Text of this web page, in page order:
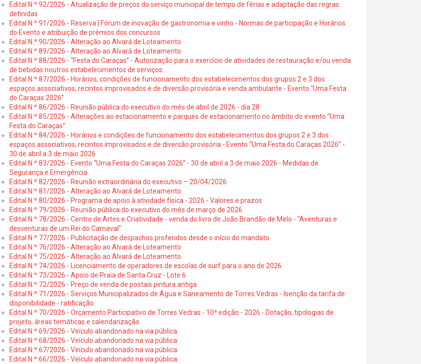
Edital N.º 92/2026 - Atualização de preços do serviço municipal de tempo de férias e adaptação das regras
definidas
Edital N.º 91/2026 - Reserva | Fórum de inovação de gastronomia e vinho - Normas de participação e Horários
do Evento e atribuição de prémios dos concursos
Edital N.º 90/2026 - Alteração ao Alvará de Loteamento
Edital N.º 89/2026 - Alteração ao Alvará de Loteamento
Edital N.º 88/2026 - “Festa do Caraças” - Autorização para o exercício de atividades de restauração e/ou venda
de bebidas noutros estabelecimentos de serviços:
Edital N.º 87/2026 - Horários, condições de funcionamento dos estabelecimentos dos grupos 2 e 3 dos
espaços associativos, recintos improvisados e de diversão provisória e venda ambulante - Evento “Uma Festa
do Caraças 2026”
Edital N.º 86/2026 - Reunião pública do executivo do mês de abril de 2026 - dia 28
Edital N.º 85/2026 - Alterações ao estacionamento e parques de estacionamento no âmbito do evento “Uma
Festa do Caraças”
Edital N.º 84/2026 - Horários e condições de funcionamento dos estabelecimentos dos grupos 2 e 3 dos
espaços associativos, recintos improvisados e de diversão provisória - Evento “Uma Festa do Caraças 2026” -
30 de abril a 3 de maio 2026
Edital N.º 83/2026 - Evento “Uma Festa do Caraças 2026” - 30 de abril a 3 de maio 2026 - Medidas de
Segurança e Emergência
Edital N.º 82/2026 - Reunião extraordinária do executivo – 20/04/2026
Edital N.º 81/2026 - Alteração ao Alvará de Loteamento
Edital N.º 80/2026 - Programa de apoio à atividade física - 2026 - Valores e prazos
Edital N.º 79/2026 - Reunião pública do executivo do mês de março de 2026
Edital N.º 78/2026 - Centro de Artes e Criatividade - venda do livro de João Brandão de Melo - "Aventuras e
desventuras de um Rei do Carnaval"
Edital N.º 77/2026 - Publicitação de despachos proferidos desde o início do mandato
Edital N.º 76/2026 - Alteração ao Alvará de Loteamento
Edital N.º 75/2026 - Alteração ao Alvará de Loteamento
Edital N.º 74/2026 - Licenciamento de operadores de escolas de surf para o ano de 2026
Edital N.º 73/2026 - Apoio de Praia de Santa Cruz - Lote 6
Edital N.º 72/2026 - Preço de venda de postais pintura antiga
Edital N.º 71/2026 - Serviços Municipalizados de Água e Saneamento de Torres Vedras - Isenção da tarifa de
disponibilidade - ratificação
Edital N.º 70/2026 - Orçamento Participativo de Torres Vedras - 10ª edição - 2026 - Dotação, tipologias de
projeto, áreas temáticas e calendarização
Edital N.º 69/2026 - Veículo abandonado na via pública
Edital N.º 68/2026 - Veículo abandonado na via pública
Edital N.º 67/2026 - Veículo abandonado na via pública
Edital N.º 66/2026 - Veículo abandonado na via pública